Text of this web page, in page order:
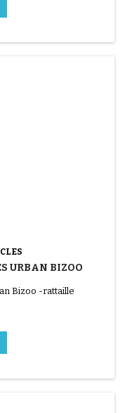
URBAN BIZOO
Bizoo -rattaille